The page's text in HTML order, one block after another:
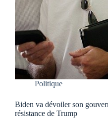
Politique
Biden va dévoiler son
résistance de Trump